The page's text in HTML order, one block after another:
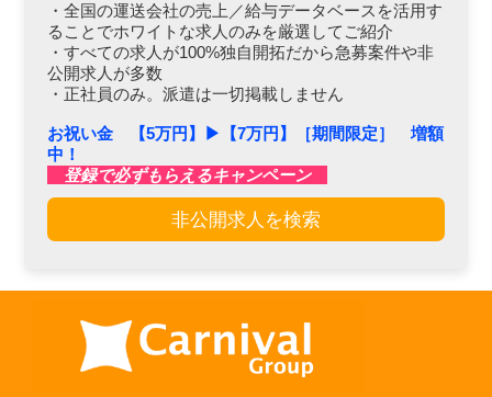
・全国の運送会社の売上／給与データベースを活用す
ることでホワイトな求人のみを厳選してご紹介
・すべての求人が100%独自開拓だから急募案件や非
公開求人が多数
・正社員のみ。派遣は一切掲載しません
お祝い金 【5万円】▶︎【7万円】［期間限定］ 増額
中！
登録で必ずもらえるキャンペーン
非公開求人を検索